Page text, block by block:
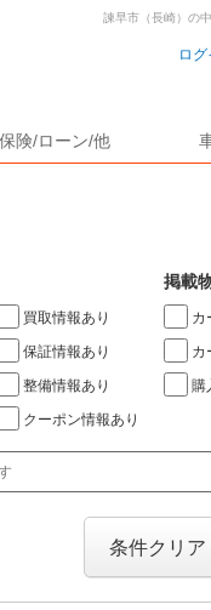
ログ
保険/ローン/他
諫早市（長崎）の
買取情報あり
保証情報あり
整備情報あり
クーポン情報あり
掲載
カ
カ
購
条件クリア